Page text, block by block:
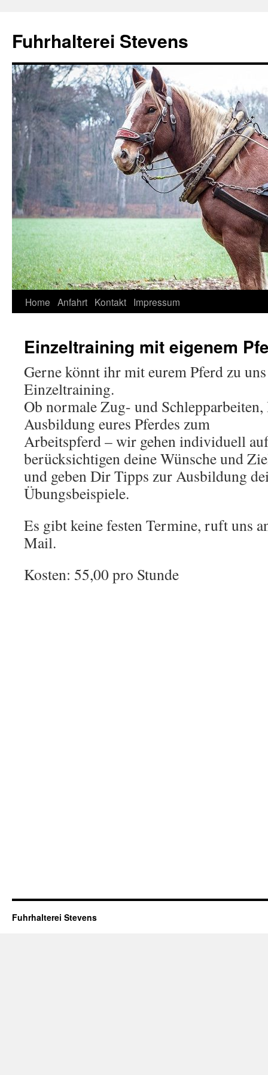
Fuhrhalterei Stevens
Springe
Inhalt
Home Anfahrt Kontakt Impressum
Einzeltraining mit eigenem
Gerne könnt ihr mit eurem Pferd zu
Einzeltraining.
Ob normale Zug- und
Ausbildung eures Pferdes zum
Arbeitspferd – wir gehen individuell
berücksichtigen deine Wünsche und
und geben Dir Tipps zur Ausbildung
Übungsbeispiele.
Es gibt keine festen Termine, ruft uns
Mail.
Kosten: 55,00 pro Stunde
Fuhrhalterei Stevens